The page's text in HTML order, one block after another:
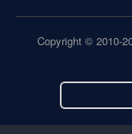
Copyright © 2010-